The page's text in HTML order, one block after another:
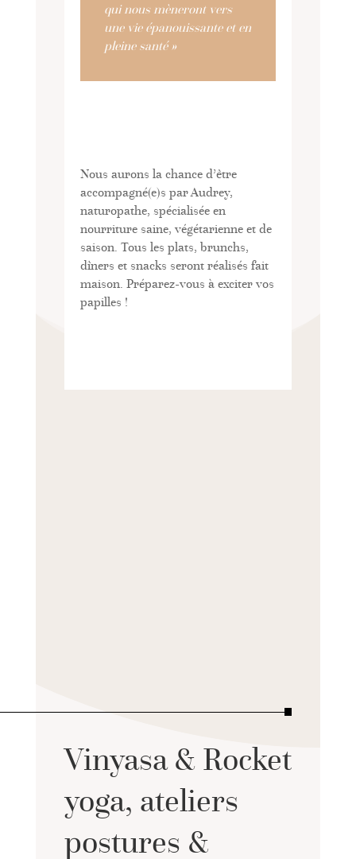
qui nous mèneront vers
une vie épanouissante et en
pleine santé »
Nous aurons la chance d’être
accompagné(e)s par Audrey,
naturopathe, spécialisée en
nourriture saine, végétarienne et de
saison. Tous les plats, brunchs,
dîners et snacks seront réalisés fait
maison. Préparez-vous à exciter vos
papilles !
Vinyasa & Rocket
yoga, ateliers
postures &